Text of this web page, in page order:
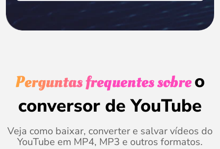
Perguntas frequentes sobreo
conversor de YouTube
Veja como baixar, converter e salvar vídeos do
YouTube em MP4, MP3 e outros formatos.